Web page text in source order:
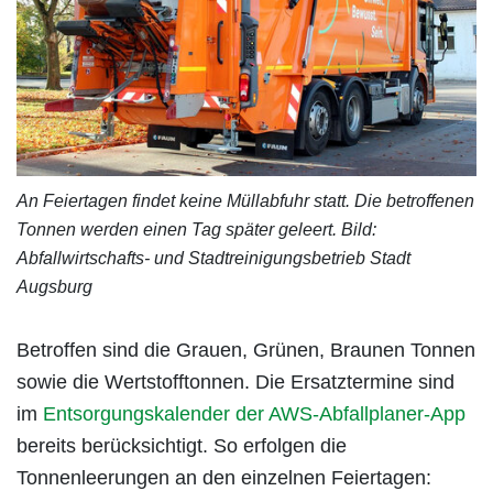
An Feiertagen findet keine Müllabfuhr statt. Die betroffenen
Tonnen werden einen Tag später geleert. Bild:
Abfallwirtschafts- und Stadtreinigungsbetrieb Stadt
Augsburg
Betroffen sind die Grauen, Grünen, Braunen Tonnen
sowie die Wertstofftonnen. Die Ersatztermine sind
im Entsorgungskalender der AWS-Abfallplaner-App
bereits berücksichtigt. So erfolgen die
Tonnenleerungen an den einzelnen Feiertagen: